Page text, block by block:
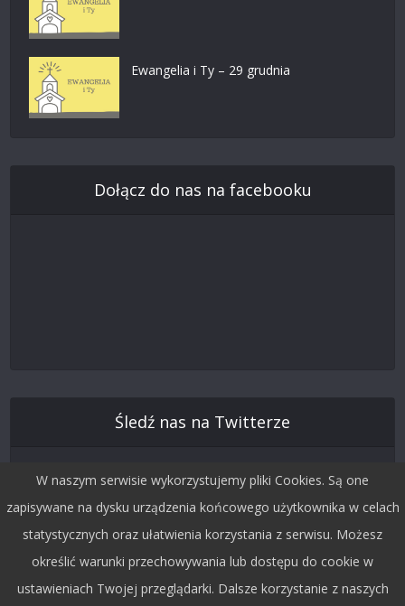
Ewangelia i Ty – 29 grudnia
Dołącz do nas na facebooku
Śledź nas na Twitterze
W naszym serwisie wykorzystujemy pliki Cookies. Są one
zapisywane na dysku urządzenia końcowego użytkownika w celach
statystycznych oraz ułatwienia korzystania z serwisu. Możesz
określić warunki przechowywania lub dostępu do cookie w
ustawieniach Twojej przeglądarki. Dalsze korzystanie z naszych